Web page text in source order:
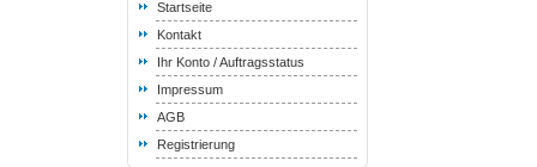
Startseite
Kontakt
Ihr Konto / Auftragsstatus
Impressum
AGB
Registrierung